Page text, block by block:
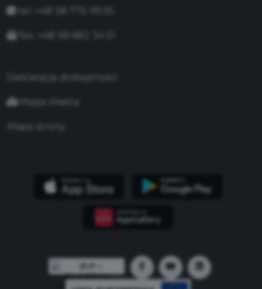
Deklaracja dostępności
Mapa miasta
Mapa strony